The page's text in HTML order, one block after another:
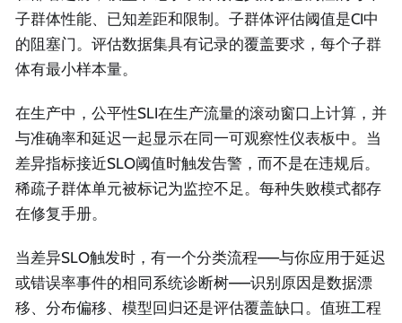
子群体性能、已知差距和限制。子群体评估阈值是CI中
的阻塞门。评估数据集具有记录的覆盖要求，每个子群
体有最小样本量。
在生产中，公平性SLI在生产流量的滚动窗口上计算，并
与准确率和延迟一起显示在同一可观察性仪表板中。当
差异指标接近SLO阈值时触发告警，而不是在违规后。
稀疏子群体单元被标记为监控不足。每种失败模式都存
在修复手册。
当差异SLO触发时，有一个分类流程——与你应用于延迟
或错误率事件的相同系统诊断树——识别原因是数据漂
移、分布偏移、模型回归还是评估覆盖缺口。值班工程